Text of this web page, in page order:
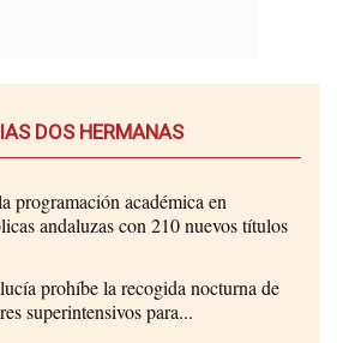
DOS HERMANAS
programación académica en
andaluzas con 210 nuevos títulos
prohíbe la recogida nocturna de
superintensivos para...